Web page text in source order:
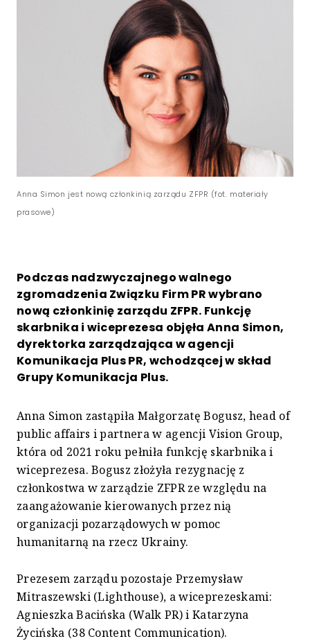
Anna Simon jest nową członkinią zarządu ZFPR (fot. materiały
prasowe)
Podczas nadzwyczajnego walnego
zgromadzenia Związku Firm PR wybrano
nową członkinię zarządu ZFPR. Funkcję
skarbnika i wiceprezesa objęła Anna Simon,
dyrektorka zarządzająca w agencji
Komunikacja Plus PR, wchodzącej w skład
Grupy Komunikacja Plus.
Anna Simon zastąpiła Małgorzatę Bogusz, head of
public affairs i partnera w agencji Vision Group,
która od 2021 roku pełniła funkcję skarbnika i
wiceprezesa. Bogusz złożyła rezygnację z
członkostwa w zarządzie ZFPR ze względu na
zaangażowanie kierowanych przez nią
organizacji pozarządowych w pomoc
humanitarną na rzecz Ukrainy.
Prezesem zarządu pozostaje Przemysław
Mitraszewski (Lighthouse), a wiceprezeskami:
Agnieszka Bacińska (Walk PR) i Katarzyna
Życińska (38 Content Communication).